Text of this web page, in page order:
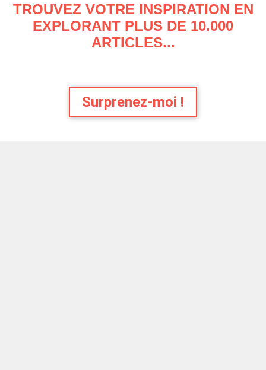
TROUVEZ VOTRE INSPIRATION EN
EXPLORANT PLUS DE 10.000
ARTICLES...
Surprenez-moi !